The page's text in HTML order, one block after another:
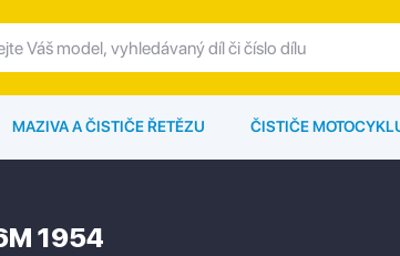
MAZIVA A ČISTIČE ŘETĚZU ČISTIČE
1954